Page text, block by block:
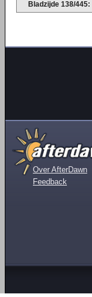
Bladzijde 138/445:
Over AfterDawn
Feedback